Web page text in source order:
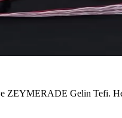
ZEYMERADE Gelin Tefi.